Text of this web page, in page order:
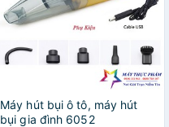
Máy hút bụi ô tô, máy hút
bụi gia đình 6052